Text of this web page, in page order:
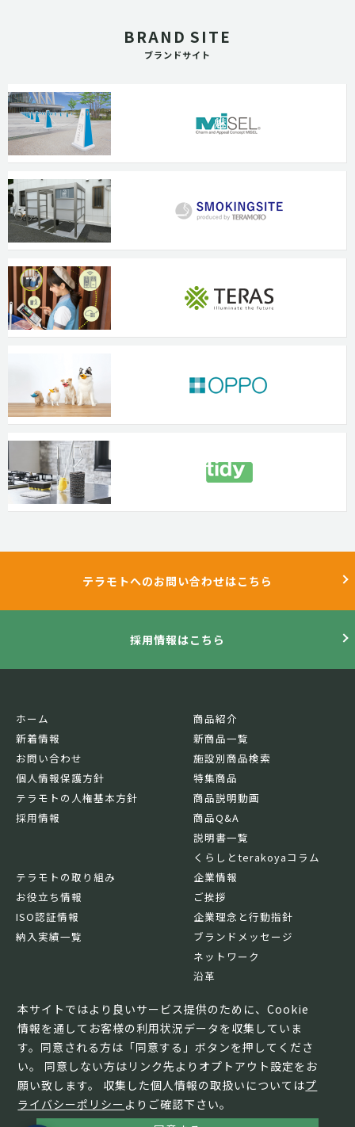
BRAND SITE
ブランドサイト
本サイトではより良いサービス提供のために、Cookie
情報を通してお客様の利用状況データを収集していま
す。同意される方は「同意する」ボタンを押してくださ
い。 同意しない方はリンク先よりオプトアウト設定をお
願い致します。 収集した個人情報の取扱いについてはプ
ライバシーポリシー よりご確認下さい。
テラモトへのお問い合わせはこちら
採用情報はこちら
ホーム
新着情報
お問い合わせ
個人情報保護方針
テラモトの人権基本方針
採用情報
商品紹介
新商品一覧
施設別商品検索
特集商品
商品説明動画
商品Q&A
説明書一覧
くらしとterakoyaコラム
テラモトの取り組み
お役立ち情報
ISO認証情報
納入実績一覧
企業情報
ご挨拶
企業理念と行動指針
ブランドメッセージ
ネットワーク
沿革